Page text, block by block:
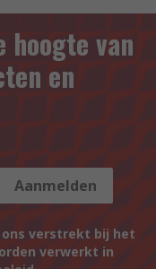
hoogte van
en
Aanmelden
ons verstrekt bij het
verwerkt in